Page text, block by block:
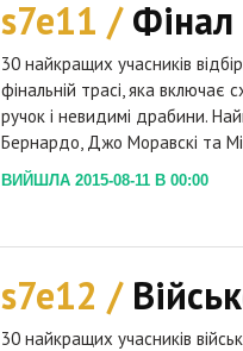
s7e11 /Фінал
30 найкращих учасників
фінальній трасі, яка включає
ручок і невидимі драбини.
Бернардо, Джо Моравскі та
ВИЙШЛА 2015-08-11 В 00:00
s7e12 /
30 найкращих учасників